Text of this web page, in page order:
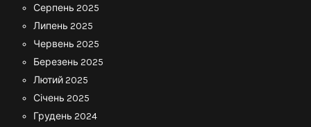
Серпень 2025
Липень 2025
Червень 2025
Березень 2025
Лютий 2025
Січень 2025
Грудень 2024